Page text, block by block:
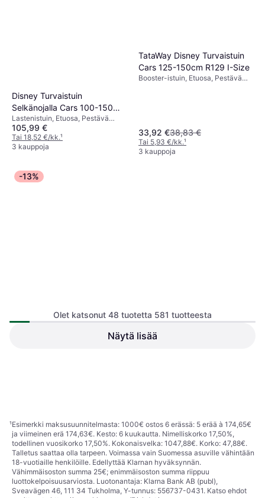
Disney Turvaistuin
Selkänojalla Cars 100-150
cm R129
Lastenistuin, Etuosa, Pestävä
päällinen
105,99 €
Tai 18,52 €/kk.¹
3 kauppoja
TataWay Disney Turvaistuin
Cars 125-150cm R129 I-Size
Booster-istuin, Etuosa, Pestävä
33,92 €38,83 €
Tai 5,93 €/kk.¹
3 kauppoja
-13%
Kikid Premium Turvaistuin
76-150cm i-Size R129
Lastenistuin, Etuosa, Takaosa, UN
Olet katsonut 48 tuotetta 581 tuotteesta
Näytä lisää
¹Esimerkki maksusuunnitelmasta: 1000€ ostos 6 erässä: 5 erää à 174,65€
ja viimeinen erä 174,63€. Kesto: 6 kuukautta. Nimelliskorko 17,50%,
todellinen vuosikorko 17,50%. Kokonaisvelka: 1047,88€. Korko: 47,88€.
Talletus saattaa olla tarpeen. Voimassa vain Suomessa asuville vähintään
18-vuotiaille henkilöille. Edellyttää Klarnan hyväksynnän.
Vähimmäisoston summa 25€; enimmäisoston summa riippuu
luottokelpoisuusarviosta. Luotonantaja: Klarna Bank AB (publ),
Sveavägen 46, 111 34 Tukholma, Y-tunnus: 556737-0431. Katso ehdot